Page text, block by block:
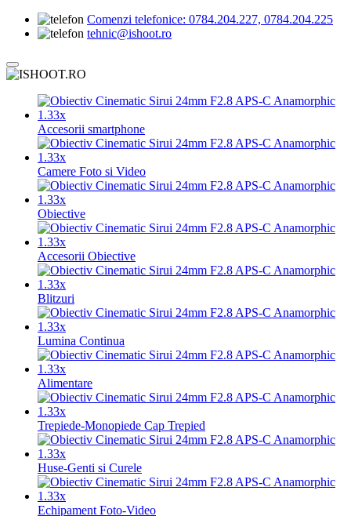
Comenzi telefonice: 0784.204.227, 0784.204.225
tehnic@ishoot.ro
Accesorii smartphone
Camere Foto si Video
Obiective
Accesorii Obiective
Blitzuri
Lumina Continua
Alimentare
Trepiede-Monopiede Cap Trepied
Huse-Genti si Curele
Echipament Foto-Video